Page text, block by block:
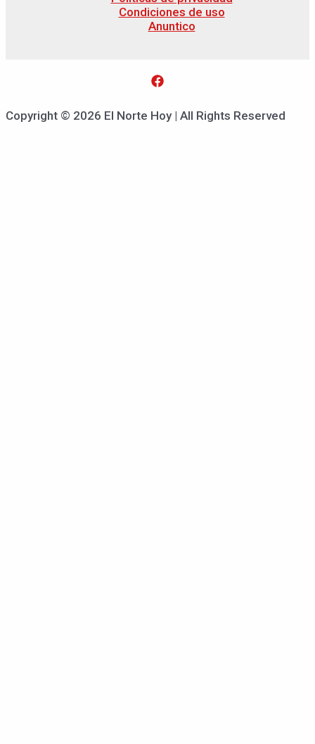
Condiciones de uso
Anuntico
Copyright © 2026 El Norte Hoy | All Rights Reserved